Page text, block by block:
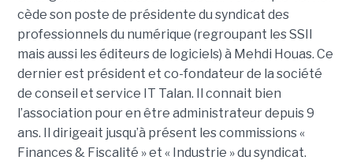
cède son poste de présidente du syndicat des
professionnels du numérique (regroupant les SSII
mais aussi les éditeurs de logiciels) à Mehdi Houas. Ce
dernier est président et co-fondateur de la société
de conseil et service IT Talan. Il connait bien
l’association pour en être administrateur depuis 9
ans. Il dirigeait jusqu’à présent les commissions «
Finances & Fiscalité » et « Industrie » du syndicat.